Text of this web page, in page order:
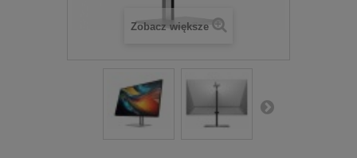
Zobacz większe